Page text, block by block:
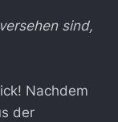
sind,
Nachdem
der